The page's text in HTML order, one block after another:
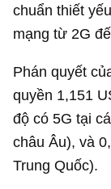
chuẩn thiết
mạng từ 2G
Phán quyết
quyền 1,151
độ có 5G tại
châu Âu), và
Trung Quốc).